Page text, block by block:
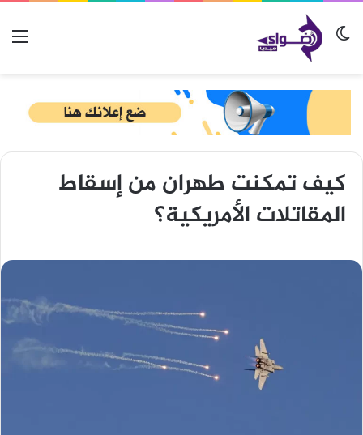
الوضع المظلم
كيف تمكنت طهران من إسقاط
المقاتلات الأمريكية؟